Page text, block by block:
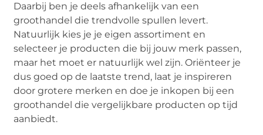
Daarbij ben je deels afhankelijk van een
groothandel die trendvolle spullen levert.
Natuurlijk kies je je eigen assortiment en
selecteer je producten die bij jouw merk passen,
maar het moet er natuurlijk wel zijn. Oriënteer je
dus goed op de laatste trend, laat je inspireren
door grotere merken en doe je inkopen bij een
groothandel die vergelijkbare producten op tijd
aanbiedt.